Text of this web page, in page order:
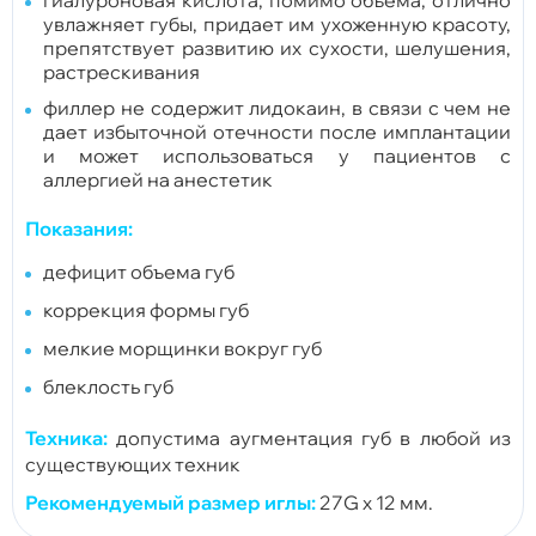
увлажняет губы, придает им ухоженную красоту,
препятствует развитию их сухости, шелушения,
растрескивания
филлер не содержит лидокаин, в связи с чем не
дает избыточной отечности после имплантации
и может использоваться у пациентов с
аллергией на анестетик
Показания:
дефицит объема губ
коррекция формы губ
мелкие морщинки вокруг губ
блеклость губ
Техника: допустима аугментация губ в любой из
существующих техник
Рекомендуемый размер иглы: 27G х 12 мм.